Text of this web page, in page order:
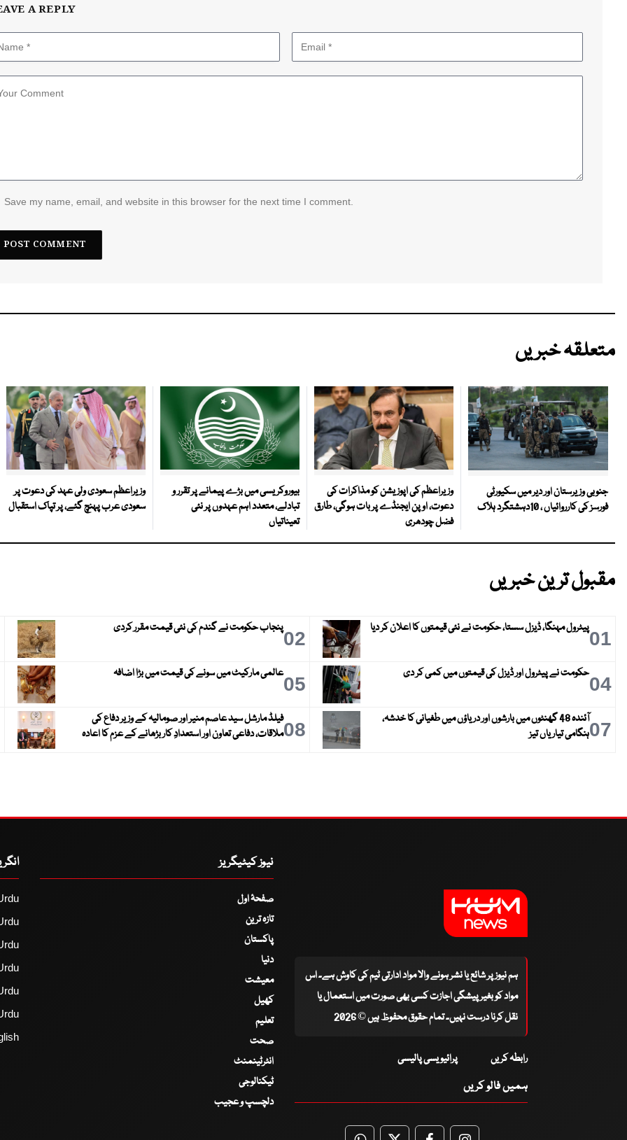
A REPLY
Save my name, email, and website in this browser for the next time I comment.
متعلقہ خبریں
جنوبی وزیرستان اور دیر میں سکیورٹی
فورسز کی کارروائیاں ، 10دہشتگرد ہلاک
وزیراعظم کی اپوزیشن کو مذاکرات کی
دعوت، اوپن ایجنڈے پر بات ہوگی، طارق
فضل چودھری
بیوروکریسی میں بڑے پیمانے پر تقرر و
تبادلے، متعدد اہم عہدوں پر نئی
تعیناتیاں
وزیراعظم سعودی ولی عہد کی دعوت پر
سعودی عرب پہنچ گئے، پر تپاک استقبال
مقبول ترین خبریں
01پیٹرول مہنگا، ڈیزل سستا، حکومت نے نئی قیمتوں کا اعلان کر دیا 02پنجاب حکومت نے گندم کی نئی قیمت مقرر کردی
04حکومت نے پیٹرول اور ڈیزل کی قیمتوں میں کمی کر دی 05عالمی مارکیٹ میں سونے کی قیمت میں بڑا اضافہ
07
آئندہ 48 گھنٹوں میں بارشوں اور دریاؤں میں طغیانی کا خدشہ،
ہنگامی تیاریاں تیز
08فیلڈ مارشل سید عاصم منیر اور صومالیہ کے وزیر دفاع کی
ملاقات، دفاعی تعاون اور استعدادِ کار بڑھانے کے عزم کا اعادہ
ہم نیوز پر شائع یا نشر ہونے والا مواد ادارتی ٹیم کی کاوش ہے۔ اس
مواد کو بغیر پیشگی اجازت کسی بھی صورت میں استعمال یا
نقل کرنا درست نہیں۔ تمام حقوق محفوظ ہیں © 2026
رابطہ کریں پرائیویسی پالیسی
ہمیں فالو کریں
نیوز کیٹیگریز
صفحۂ اول
تازہ ترین
پاکستان
دنیا
معیشت
کھیل
تعلیم
صحت
انٹرٹینمنٹ
ٹیکنالوجی
دلچسپ و عجیب